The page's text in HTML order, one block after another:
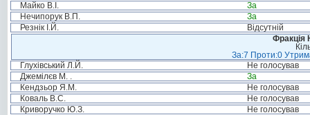
Майко В.І.
За
Нечипорук В.П.
За
Резнік І.Й.
Відсутній
Фракція
За:7 Проти:0
Глухівський Л.Й.
Не голосував
Джемілєв М. .
За
Кендзьор Я.М.
Не голосував
Коваль В.С.
Не голосував
Криворучко Ю.З.
Не голосував